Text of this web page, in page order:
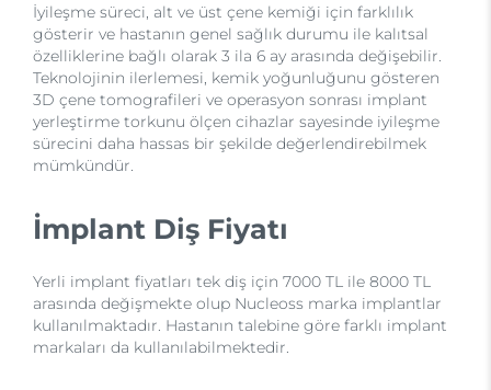
İyileşme süreci, alt ve üst çene kemiği için farklılık
gösterir ve hastanın genel sağlık durumu ile kalıtsal
özelliklerine bağlı olarak 3 ila 6 ay arasında değişebilir.
Teknolojinin ilerlemesi, kemik yoğunluğunu gösteren
3D çene tomografileri ve operasyon sonrası implant
yerleştirme torkunu ölçen cihazlar sayesinde iyileşme
sürecini daha hassas bir şekilde değerlendirebilmek
mümkündür.
İmplant Diş Fiyatı
Yerli implant fiyatları tek diş için 7000 TL ile 8000 TL
arasında değişmekte olup Nucleoss marka implantlar
kullanılmaktadır. Hastanın talebine göre farklı implant
markaları da kullanılabilmektedir.